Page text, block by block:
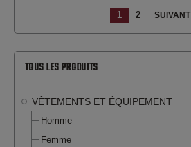
TOUS LES PRODUITS
VÊTEMENTS ET ÉQUIPEMENT
Homme
Femme
1 2 SUIVANT